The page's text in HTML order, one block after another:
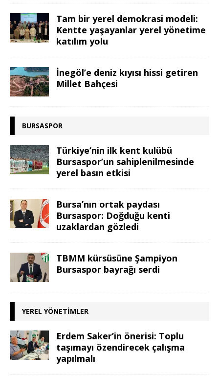
Tam bir yerel demokrasi modeli:
Kentte yaşayanlar yerel yönetime
katılım yolu
İnegöl’e deniz kıyısı hissi getiren
Millet Bahçesi
BURSASPOR
Türkiye’nin ilk kent kulübü
Bursaspor’un sahiplenilmesinde
yerel basın etkisi
Bursa’nın ortak paydası
Bursaspor: Doğduğu kenti
uzaklardan gözledi
TBMM kürsüsüne Şampiyon
Bursaspor bayrağı serdi
YEREL YÖNETIMLER
Erdem Saker’in önerisi: Toplu
taşımayı özendirecek çalışma
yapılmalı